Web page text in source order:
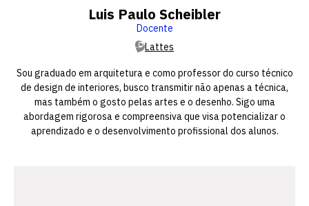
Luis Paulo Scheibler
Docente
Lattes
Sou graduado em arquitetura e como professor do curso técnico
de design de interiores, busco transmitir não apenas a técnica,
mas também o gosto pelas artes e o desenho. Sigo uma
abordagem rigorosa e compreensiva que visa potencializar o
aprendizado e o desenvolvimento profissional dos alunos.